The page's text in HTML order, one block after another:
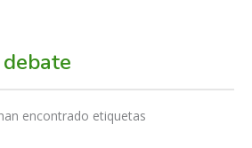
encontrado etiquetas